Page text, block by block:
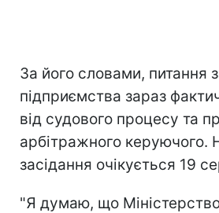
За його словами, питання
підприємства зараз
від судового процесу та
арбітражного керуючого.
засідання очікується 19
"Я думаю, що